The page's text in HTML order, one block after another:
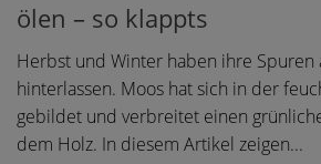
ölen – so klappts
Herbst und Winter haben ihre Spuren
hinterlassen. Moos hat sich in der
gebildet und verbreitet einen
dem Holz. In diesem Artikel zeigen...